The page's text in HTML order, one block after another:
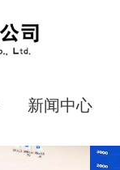
新闻中心